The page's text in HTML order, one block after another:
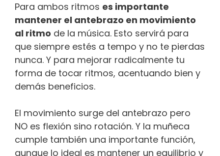
Para ambos ritmos es importante
mantener el antebrazo en movimiento
al ritmo de la música. Esto servirá para
que siempre estés a tempo y no te pierdas
nunca. Y para mejorar radicalmente tu
forma de tocar ritmos, acentuando bien y
demás beneficios.
El movimiento surge del antebrazo pero
NO es flexión sino rotación. Y la muñeca
cumple también una importante función,
aunque lo ideal es mantener un equilibrio y